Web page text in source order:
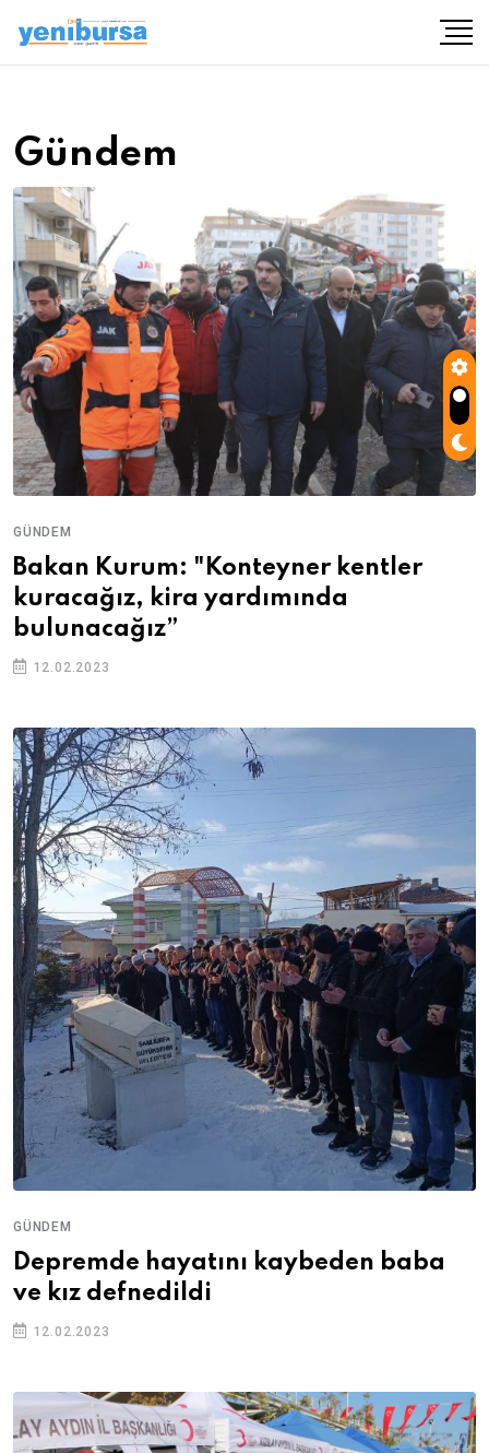
Gündem
GÜNDEM
Bakan Kurum: "Konteyner kentler
kuracağız, kira yardımında
bulunacağız”
12.02.2023
GÜNDEM
Depremde hayatını kaybeden baba
ve kız defnedildi
12.02.2023